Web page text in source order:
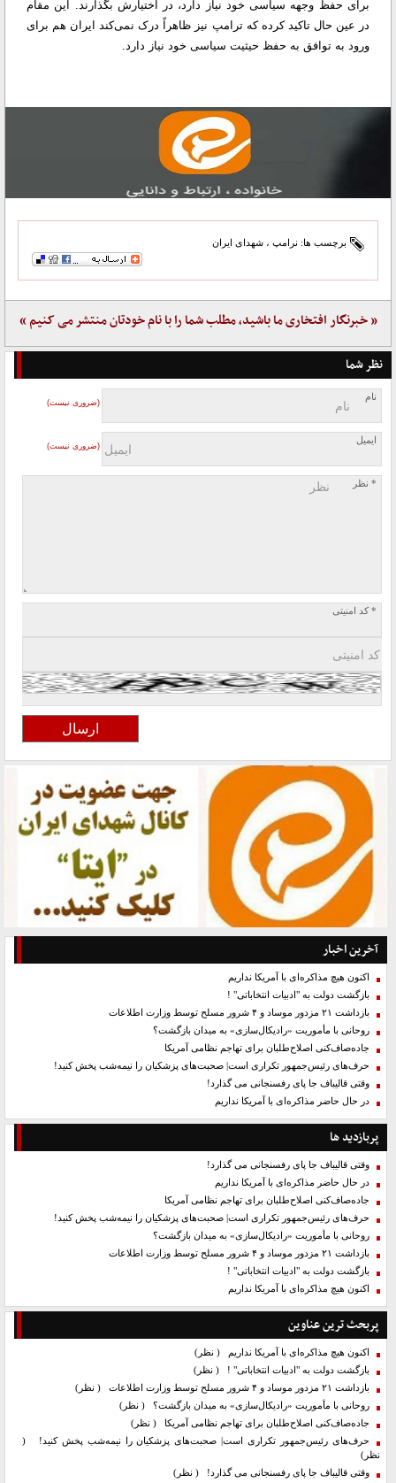
برای حفظ وجهه سیاسی خود نیاز دارد، در اختیارش بگذارند. این مقام
در عین حال تاکید کرده که ترامپ نیز ظاهراً درک نمی‌کند ایران هم برای
ورود به توافق به حفظ حیثیت سیاسی خود نیاز دارد.
برچسب ها: نرامپ ، شهدای ایران
« خبرنگار افتخاری ما باشید، مطلب شما را با نام خودتان منتشر می کنیم »
نظر شما
نام
(ضروری نیست)
ایمیل
(ضروری نیست)
* نظر
* کد امنیتی
آخرین اخبار
اکنون هیچ مذاکره‌ای با آمریکا نداریم
بازگشت دولت به "ادبیات انتخاباتی" !
بازداشت ۲۱ مزدور موساد و ۴ شرور مسلح توسط وزارت اطلاعات
روحانی با مأموریت «رادیکال‌سازی» به میدان بازگشت؟
جاده‌صاف‌کنی اصلاح‌طلبان برای تهاجم نظامی آمریکا
حرف‌های رئیس‌جمهور تکراری است| صحبت‌های پزشکیان را نیمه‌شب پخش کنید!
وقتی قالیباف جا پای رفسنجانی می گذارد!
در حال حاضر مذاکره‌ای با آمریکا نداریم
پربازدید ها
وقتی قالیباف جا پای رفسنجانی می گذارد!
در حال حاضر مذاکره‌ای با آمریکا نداریم
جاده‌صاف‌کنی اصلاح‌طلبان برای تهاجم نظامی آمریکا
حرف‌های رئیس‌جمهور تکراری است| صحبت‌های پزشکیان را نیمه‌شب پخش کنید!
روحانی با مأموریت «رادیکال‌سازی» به میدان بازگشت؟
بازداشت ۲۱ مزدور موساد و ۴ شرور مسلح توسط وزارت اطلاعات
بازگشت دولت به "ادبیات انتخاباتی" !
اکنون هیچ مذاکره‌ای با آمریکا نداریم
پربحث ترین عناوین
اکنون هیچ مذاکره‌ای با آمریکا نداریم ( نظر)
بازگشت دولت به "ادبیات انتخاباتی" ! ( نظر)
بازداشت ۲۱ مزدور موساد و ۴ شرور مسلح توسط وزارت اطلاعات
( نظر)
روحانی با مأموریت «رادیکال‌سازی» به میدان بازگشت؟ ( نظر)
جاده‌صاف‌کنی اصلاح‌طلبان برای تهاجم نظامی آمریکا ( نظر)
حرف‌های رئیس‌جمهور تکراری است| صحبت‌های پزشکیان را نیمه‌شب پخش کنید!
(
نظر)
وقتی قالیباف جا پای رفسنجانی می گذارد! ( نظر)